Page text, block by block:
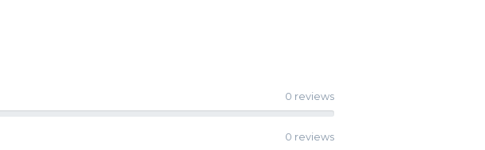
0 reviews
0 reviews